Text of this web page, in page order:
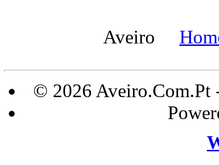
Aveiro
© 2026 Aveiro.Com.Pt